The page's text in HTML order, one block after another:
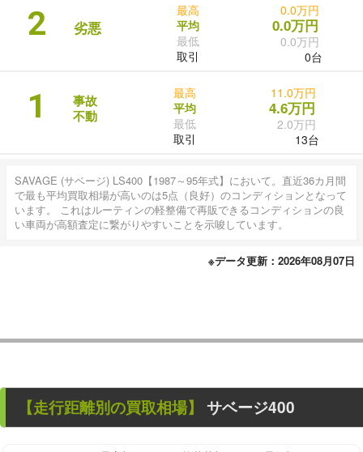
2 劣悪
最高
平均
最低
取引
0.0万円
0.0万円
0.0万円
0台
1
事故
不動
最高
平均
最低
取引
11.0万円
4.6万円
2.0万円
13台
SAVAGE (サベージ) LS400【1987～95年式】において。直近36カ月間
で最も平均買取相場が高いのは5点（良好）のコンディションとなって
います。 これはルーティンの軽整備で再販できるコンディションの良
い車両が高額査定に繋がりやすいことを示唆しています。
※データ更新：2026年08月07日
【走行距離別の買取相場】 サベージ400